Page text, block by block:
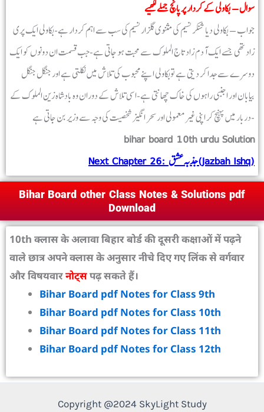
سوال – بکاولی کے کردار پر پانچ جملے لکھیے
جواب – بکاولی دیا شنکر نسیم کی مثنوی گلزار نسیم کی سب سے اہم کردار ہے-بکاولی ایک پری
زاد تھی جسے ایک آدم زاد تاج الملوک سے محبت ہو جاتی ہے-جب قسمت ان دونوں کو ایک
دوسرے سے جدا کر دیتی ہے توبکاولی اپنے محبوب کی تلاش میں نکلتی ہے اور جنگل جنگل
بیابان اور اجنبی راہوں کی خاک چھانتی ہے-اسی تلاش کے دوران وہ بادشاہ زین الملوک کے
دربار میں پہنچ کر اپنی غیرمعمولی اور سحر انگیز شخصیت کی وجہ سے وزیر بن جاتی ہے-
bihar board 10th urdu Solution
Next Chapter 26: جذبہ عشق (Jazbah Ishq)
Bihar Board other Class Notes & Solutions pdf
Download
10th क्लास के अलावा बिहार बोर्ड की दूसरी कक्षाओं में पढ़ने
वाले छात्र अपने क्लास के अनुसार नीचे दिए गए लिंक से वर्गवार
और विषयवारनोट्सपढ़ सकते हैं।
Bihar Board pdf Notes for Class 9th
Bihar Board pdf Notes for Class 10th
Bihar Board pdf Notes for Class 11th
Bihar Board pdf Notes for Class 12th
Copyright @2024 SkyLight Study